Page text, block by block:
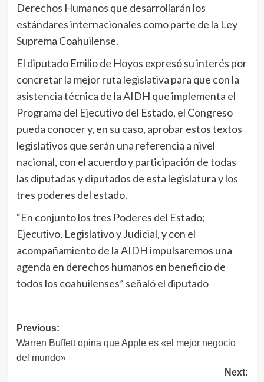
Derechos Humanos que desarrollarán los
estándares internacionales como parte de la Ley
Suprema Coahuilense.
El diputado Emilio de Hoyos expresó su interés por
concretar la mejor ruta legislativa para que con la
asistencia técnica de la AIDH que implementa el
Programa del Ejecutivo del Estado, el Congreso
pueda conocer y, en su caso, aprobar estos textos
legislativos que serán una referencia a nivel
nacional, con el acuerdo y participación de todas
las diputadas y diputados de esta legislatura y los
tres poderes del estado.
“En conjunto los tres Poderes del Estado;
Ejecutivo, Legislativo y Judicial, y con el
acompañamiento de la AIDH impulsaremos una
agenda en derechos humanos en beneficio de
todos los coahuilenses” señaló el diputado
Navegación
de
Previous:
Warren Buffett opina que Apple es «el mejor negocio
del mundo»
Next: